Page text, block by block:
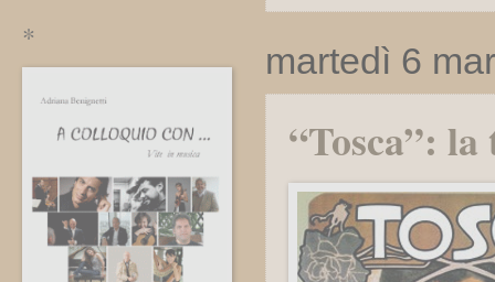
martedì 6
“Tosca”:
*